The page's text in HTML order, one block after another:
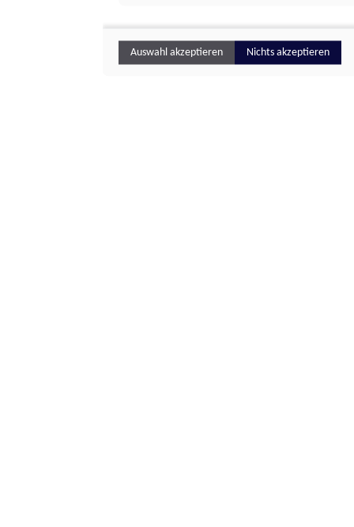
Auswahl akzeptieren Nichts akzeptieren